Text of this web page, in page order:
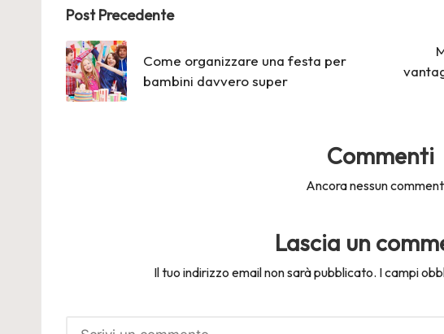
Post
navigation
Post Precedente
Come organizzare una festa per
bambini davvero super
Commenti
Ancora nessun
Lascia un
Il tuo indirizzo email non sarà pubblicato. I campi